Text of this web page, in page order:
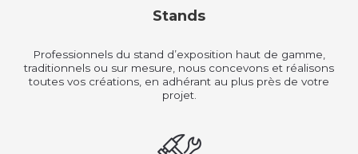
Stands
Professionnels du stand d’exposition haut de gamme,
traditionnels ou sur mesure, nous concevons et réalisons
toutes vos créations, en adhérant au plus près de votre
projet.